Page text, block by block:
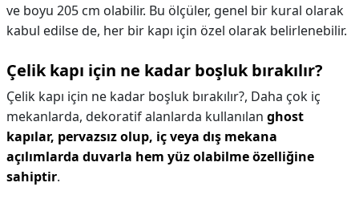
ve boyu 205 cm olabilir. Bu ölçüler, genel bir kural olarak
kabul edilse de, her bir kapı için özel olarak belirlenebilir.
Çelik kapı için ne kadar boşluk bırakılır?
Çelik kapı için ne kadar boşluk bırakılır?, Daha çok iç
mekanlarda, dekoratif alanlarda kullanılan ghost
kapılar, pervazsız olup, iç veya dış mekana
açılımlarda duvarla hem yüz olabilme özelliğine
sahiptir.